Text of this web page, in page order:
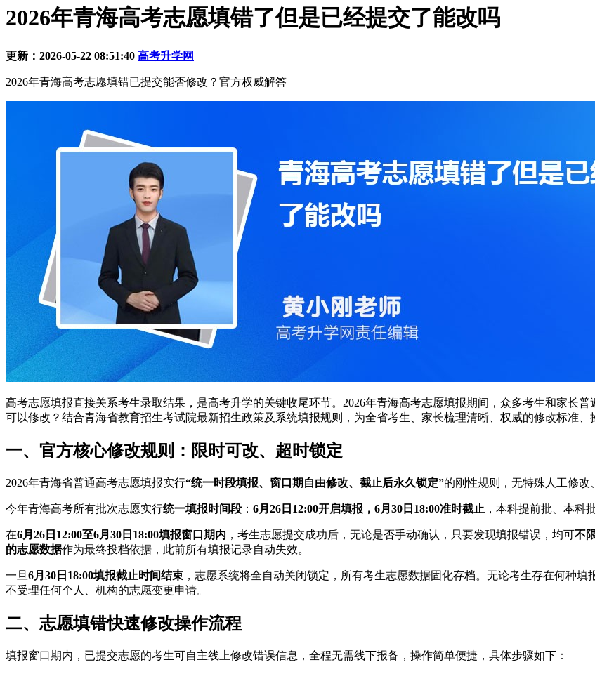
2026年青海高考志愿填错了但是已经提交了能改吗
更新：2026-05-22 08:51:40 高考升学网
2026年青海高考志愿填错已提交能否修改？官方权威解答
高考志愿填报直接关系考生录取结果，是高考升学的关键收尾环节。2026年青海高考志愿填报期间，众多考生和家长
可以修改？结合青海省教育招生考试院最新招生政策及系统填报规则，为全省考生、家长梳理清晰、权威的修改标准、
一、官方核心修改规则：限时可改、超时锁定
2026年青海省普通高考志愿填报实行“统一时段填报、窗口期自由修改、截止后永久锁定”的刚性规则，无特殊人工修改
今年青海高考所有批次志愿实行统一填报时间段 ： 6月26日12:00开启填报，6月30日18:00准时截止 ，本科提前批、本科
在6月26日12:00至6月30日18:00填报窗口期内 ，考生志愿提交成功后，无论是否手动确认，只要发现填报错误，均可不
的志愿数据作为最终投档依据，此前所有填报记录自动失效。
一旦6月30日18:00填报截止时间结束 ，志愿系统将全自动关闭锁定，所有考生志愿数据固化存档。无论考生存在何种填
不受理任何个人、机构的志愿变更申请。
二、志愿填错快速修改操作流程
填报窗口期内，已提交志愿的考生可自主线上修改错误信息，全程无需线下报备，操作简单便捷，具体步骤如下：